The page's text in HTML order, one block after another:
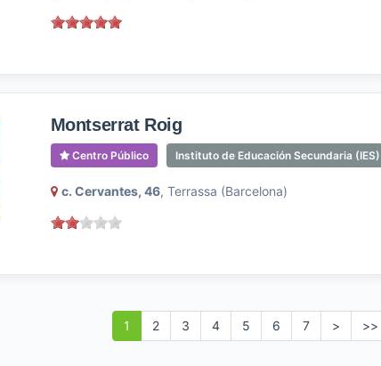
Montserrat Roig
Centro Público Instituto de Educación Secundaria (IES)
c. Cervantes, 46, Terrassa (Barcelona)
1 2 3 4 5 6 7 > >>